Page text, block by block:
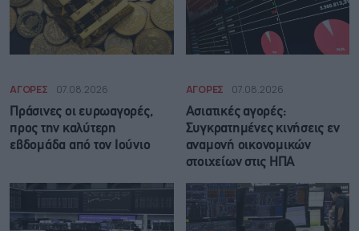
ΑΓΟΡΕΣ 07.08.2026
Πράσινες οι ευρωαγορές,
προς την καλύτερη
εβδομάδα από τον Ιούνιο
ΑΓΟΡΕΣ 07.08.2026
Ασιατικές αγορές:
Συγκρατημένες κινήσεις εν
αναμονή οικονομικών
στοιχείων στις ΗΠΑ